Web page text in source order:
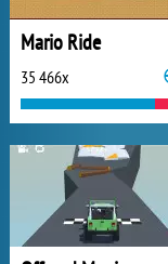
Mario Ride
35 466x